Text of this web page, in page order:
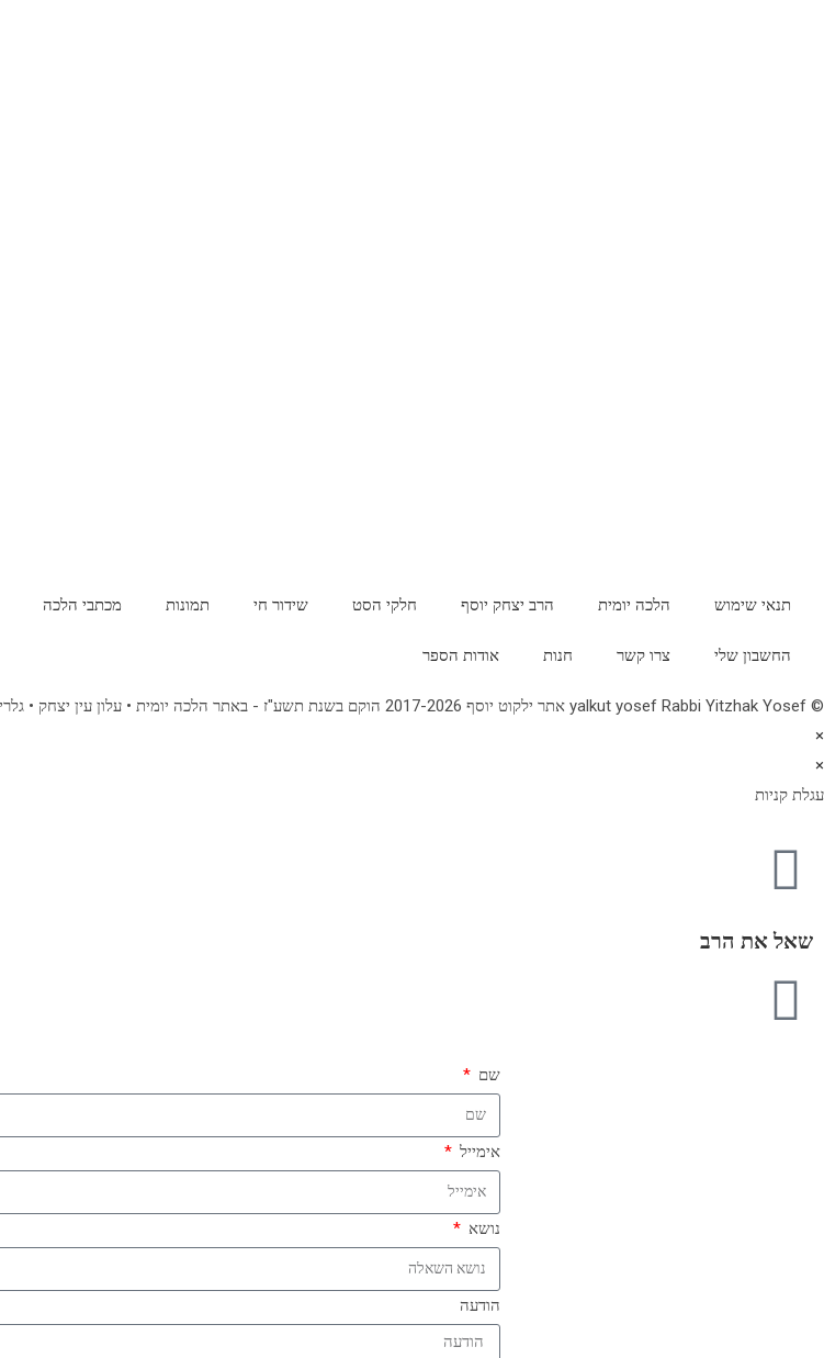
תנאי שימוש הלכה יומית הרב יצחק יוסף חלקי הסט שידור חי תמונות מכתבי הלכה
החשבון שלי צרו קשר חנות אודות הספר
© yalkut yosef Rabbi Yitzhak Yosef אתר ילקוט יוסף 2017-2026 הוקם בשנת תשע"ז - באתר הלכה יומית • עלון עין יצחק • גלריה • ספרי מרן הראש"ל • השיעור השבועי 077-2249906
×
×
עגלת קניות
שאל את הרב
שם
אימייל
נושא
הודעה